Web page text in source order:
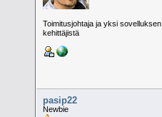
Toimitusjohtaja ja yksi sovelluksen
kehittäjistä
pasip22
Newbie